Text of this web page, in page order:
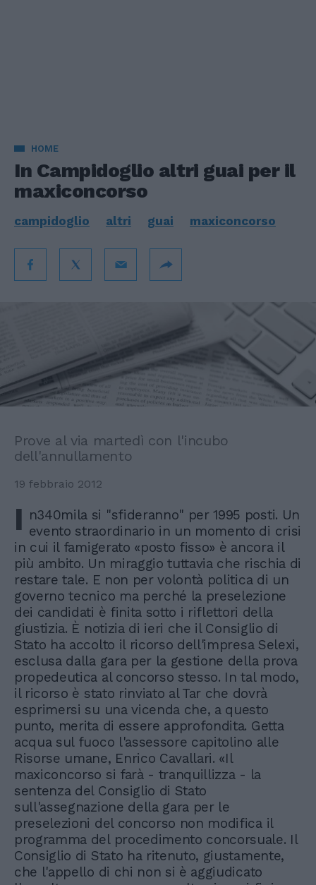
HOME
In Campidoglio altri guai per il
maxiconcorso
campidoglio altri guai maxiconcorso
Prove al via martedì con l'incubo
dell'annullamento
19 febbraio 2012
I n340mila si "sfideranno" per 1995 posti. Un
evento straordinario in un momento di crisi
in cui il famigerato «posto fisso» è ancora il
più ambito. Un miraggio tuttavia che rischia di
restare tale. E non per volontà politica di un
governo tecnico ma perché la preselezione
dei candidati è finita sotto i riflettori della
giustizia. È notizia di ieri che il Consiglio di
Stato ha accolto il ricorso dell'impresa Selexi,
esclusa dalla gara per la gestione della prova
propedeutica al concorso stesso. In tal modo,
il ricorso è stato rinviato al Tar che dovrà
esprimersi su una vicenda che, a questo
punto, merita di essere approfondita. Getta
acqua sul fuoco l'assessore capitolino alle
Risorse umane, Enrico Cavallari. «Il
maxiconcorso si farà - tranquillizza - la
sentenza del Consiglio di Stato
sull'assegnazione della gara per le
preselezioni del concorso non modifica il
programma del procedimento concorsuale. Il
Consiglio di Stato ha ritenuto, giustamente,
che l'appello di chi non si è aggiudicato